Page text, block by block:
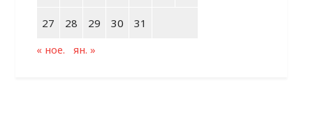
27 28 29 30
31
« ное.
ян. »